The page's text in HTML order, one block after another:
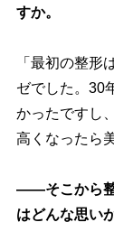
すか。
「最初の整形
ゼでした。30
かったですし
高くなったら
――そこから整
はどんな思い